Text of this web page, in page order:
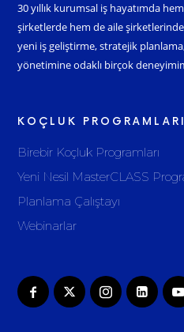
30 yıllık kurumsal iş hayatımda
şirketlerde hem de aile
yeni iş geliştirme, stratejik
yönetimine odaklı birçok
KOÇLUK
Birebir Koçluk Programları
Yeni Nesil MasterCLASS
Planlama Çalıştayı
Webinarlar